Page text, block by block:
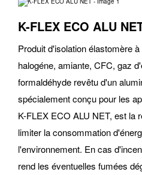
K-FLEX ECO ALU
Produit d'isolation élastomère
halogéne, amiante, CFC, gaz
formaldéhyde revêtu d'un
spécialement conçu pour les
K-FLEX ECO ALU NET, est la
limiter la consommation
l'environnement. En cas
rend les éventuelles fumées